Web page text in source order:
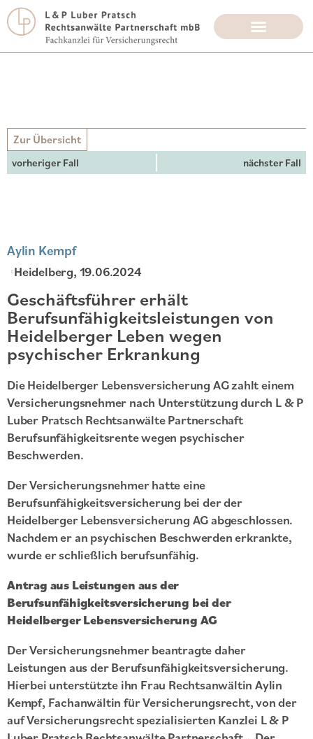
Zur Übersicht
vorheriger Fall nächster Fall
Aylin Kempf
Heidelberg, 19.06.2024
Geschäftsführer erhält
Berufsunfähigkeitsleistungen von
Heidelberger Leben wegen
psychischer Erkrankung
Die Heidelberger Lebensversicherung AG zahlt einem
Versicherungsnehmer nach Unterstützung durch L & P
Luber Pratsch Rechtsanwälte Partnerschaft
Berufsunfähigkeitsrente wegen psychischer
Beschwerden.
Der Versicherungsnehmer hatte eine
Berufsunfähigkeitsversicherung bei der der
Heidelberger Lebensversicherung AG abgeschlossen.
Nachdem er an psychischen Beschwerden erkrankte,
wurde er schließlich berufsunfähig.
Antrag aus Leistungen aus der
Berufsunfähigkeitsversicherung bei der
Heidelberger Lebensversicherung AG
Der Versicherungsnehmer beantragte daher
Leistungen aus der Berufsunfähigkeitsversicherung.
Hierbei unterstützte ihn Frau Rechtsanwältin Aylin
Kempf, Fachanwältin für Versicherungsrecht, von der
auf Versicherungsrecht spezialisierten Kanzlei L & P